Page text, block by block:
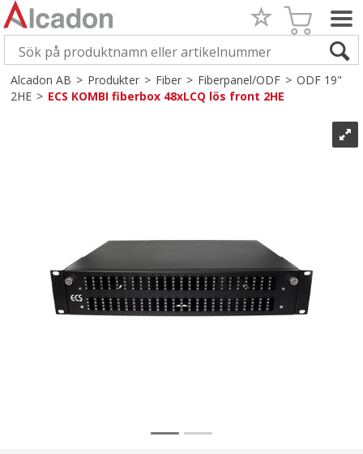
Alcadon AB>Produkter>Fiber>Fiberpanel/ODF>ODF 19"
2HE>ECS KOMBI fiberbox 48xLCQ lös front 2HE